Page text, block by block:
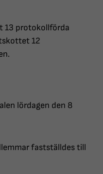
13 protokollförda
12
lördagen den 8
fastställdes till